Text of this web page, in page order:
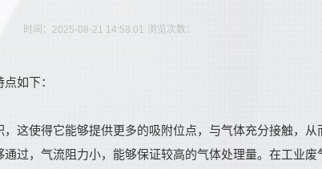
时间：2025-08-21 14:58:01 浏览次数：
如下：
这使得它能够提供更多的吸附位点，与气体充分接触，从
过，气流阻力小，能够保证较高的气体处理量。在工业